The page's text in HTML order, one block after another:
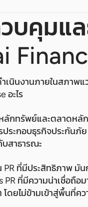
บคุมแ
เนินงานภายในสภาพ
อะไร
กทรัพย์และตลาดหลั
ประกอบธุรกิจประกัน
สาธารณะ
ที่มีประสิทธิภาพ มั
PR ที่มีความน่าเชื่อถื
ดยไม่ข้ามเข้าสู่พื้นที่ค